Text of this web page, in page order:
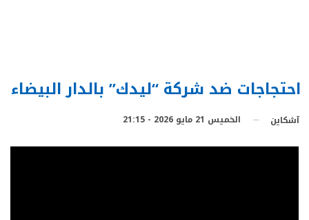
احتجاجات ضد شركة “ليدك” بالدار البيضاء
آشكاين الخميس 21 مايو 2026 - 21:15